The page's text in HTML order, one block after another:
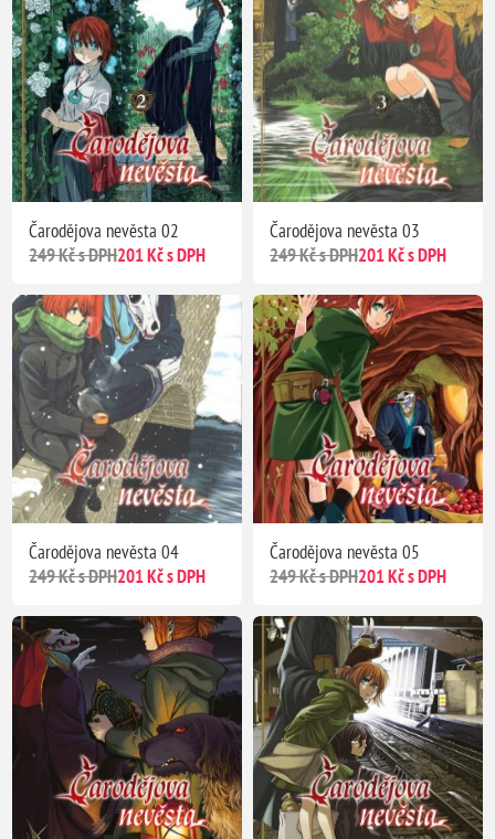
Čarodějova nevěsta 02
249 Kč s DPH201 Kč s DPH
Čarodějova nevěsta 03
249 Kč s DPH201 Kč s DPH
Čarodějova nevěsta 04
249 Kč s DPH201 Kč s DPH
Čarodějova nevěsta 05
249 Kč s DPH201 Kč s DPH